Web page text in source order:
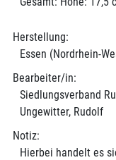
Herstellung:
Essen (Nordrhein-
Bearbeiter/in:
Siedlungsverband
Ungewitter, Rudolf
Notiz:
Hierbei handelt es